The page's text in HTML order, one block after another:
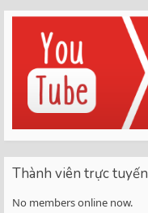
Thành viên trực tuyến
No members online now.